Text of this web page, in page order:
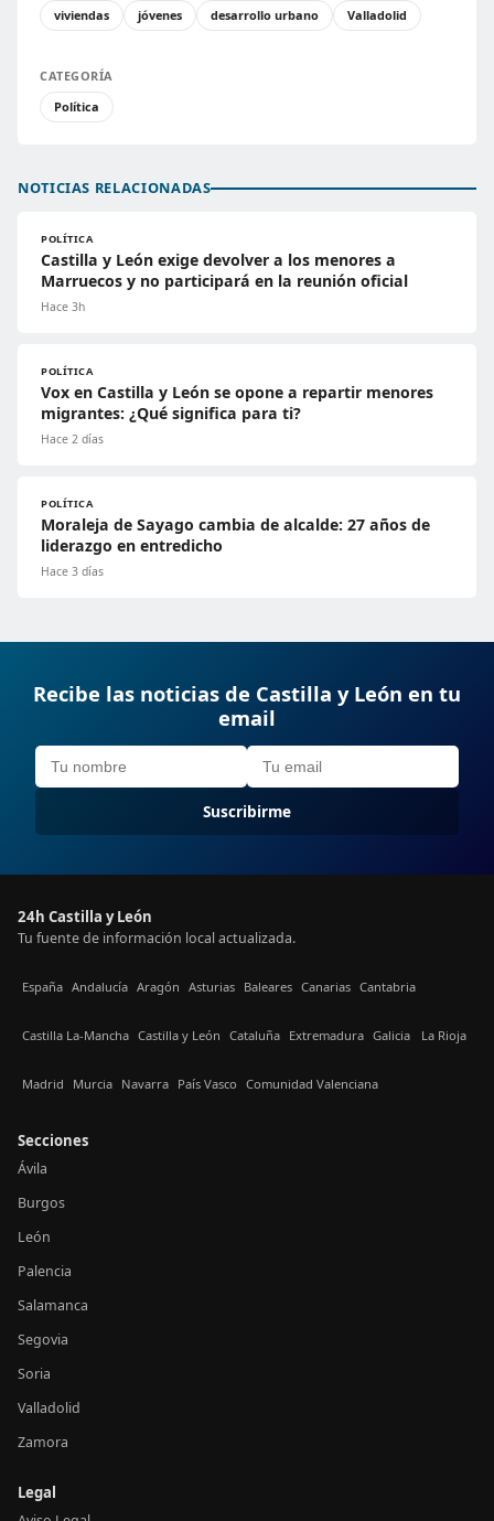
viviendas
jóvenes desarrollo urbano Valladolid
CATEGORÍA
Política
NOTICIAS RELACIONADAS
POLÍTICA
Castilla y León exige devolver a los menores a
Marruecos y no participará en la reunión oficial
Hace 3h
POLÍTICA
Vox en Castilla y León se opone a repartir menores
migrantes: ¿Qué significa para ti?
Hace 2 días
POLÍTICA
Moraleja de Sayago cambia de alcalde: 27 años de
liderazgo en entredicho
Hace 3 días
Recibe las noticias de Castilla y León en tu
email
Suscribirme
24h Castilla y León
Tu fuente de información local actualizada.
España Andalucía Aragón Asturias Baleares Canarias Cantabria
Castilla La-Mancha Castilla y León Cataluña Extremadura Galicia La Rioja
Madrid Murcia Navarra País Vasco Comunidad Valenciana
Secciones
Ávila
Burgos
León
Palencia
Salamanca
Segovia
Soria
Valladolid
Zamora
Legal